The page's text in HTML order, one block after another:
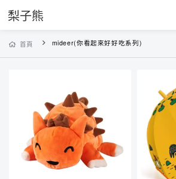
梨子熊
首頁 mideer(你看起來好好吃系列)